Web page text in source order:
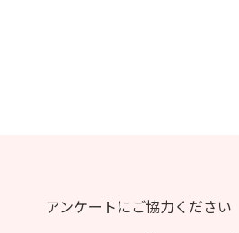
アンケートにご協力ください